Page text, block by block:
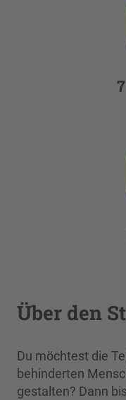
Über den
Du möchtest die
behinderten
gestalten? Dann